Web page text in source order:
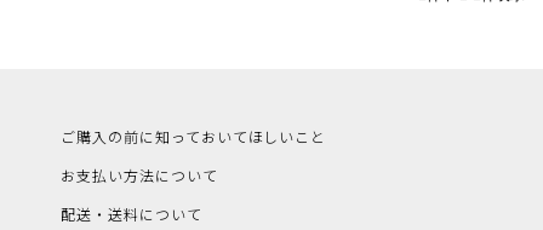
ご購入の前に知っておいてほしいこと
お支払い方法について
配送・送料について